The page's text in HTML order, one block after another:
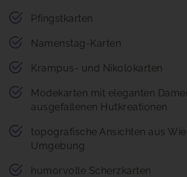
Pfingstkarten
Namenstag-Karten
Krampus- und Nikolokarten
Modekarten mit eleganten
ausgefallenen Hutkreationen
topografische Ansichten aus
Umgebung
humorvolle Scherzkarten